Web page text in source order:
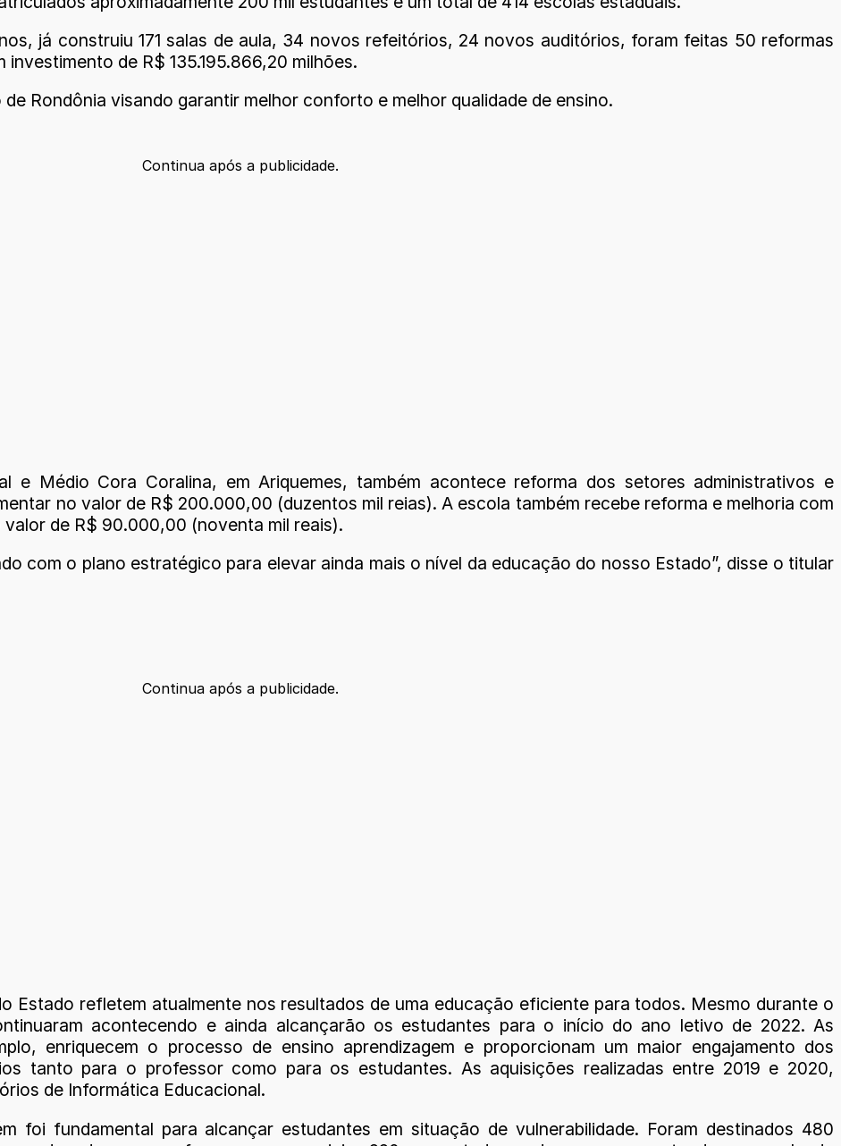
já construiu 171 salas de aula, 34 novos refeitórios, 24 novos auditórios, foram feitas 50 reformas
de R$ 135.195.866,20 milhões.
Rondônia visando garantir melhor conforto e melhor qualidade de ensino.
Continua após a publicidade.
e Médio Cora Coralina, em Ariquemes, também acontece reforma dos setores administrativos e
no valor de R$ 200.000,00 (duzentos mil reias). A escola também recebe reforma e melhoria com
de R$ 90.000,00 (noventa mil reais).
com o plano estratégico para elevar ainda mais o nível da educação do nosso Estado”, disse o titular
Continua após a publicidade.
Estado refletem atualmente nos resultados de uma educação eficiente para todos. Mesmo durante o
acontecendo e ainda alcançarão os estudantes para o início do ano letivo de 2022. As
enriquecem o processo de ensino aprendizagem e proporcionam um maior engajamento dos
tanto para o professor como para os estudantes. As aquisições realizadas entre 2019 e 2020,
de Informática Educacional.
foi fundamental para alcançar estudantes em situação de vulnerabilidade. Foram destinados 480